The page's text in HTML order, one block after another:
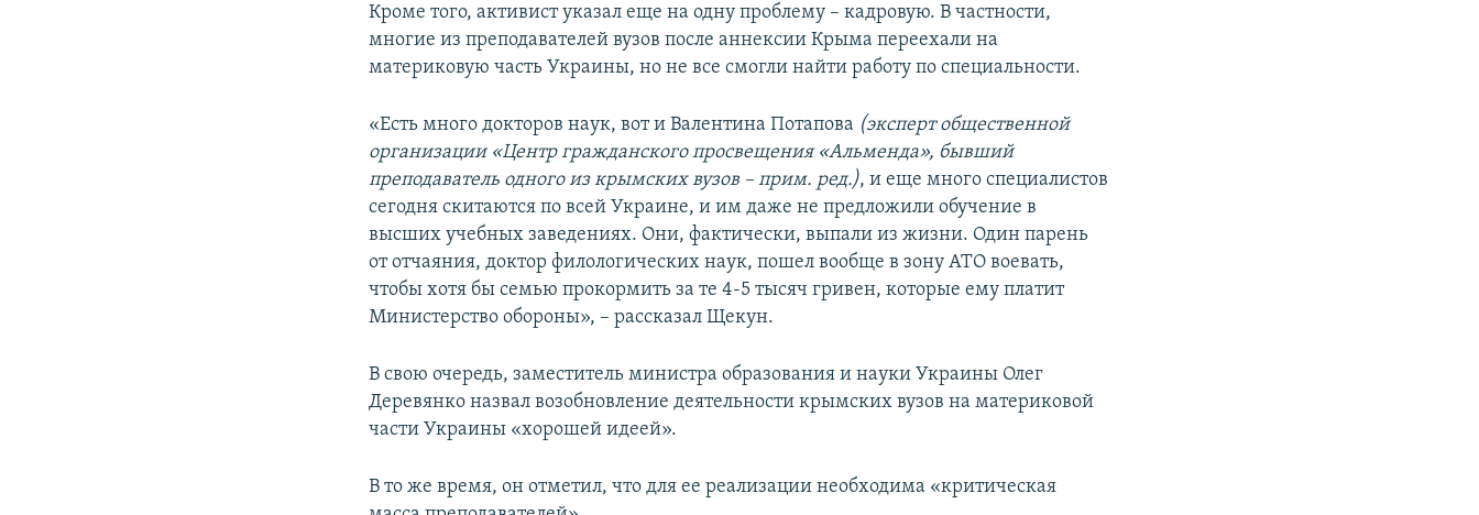
Кроме того, активист указал еще на одну проблему – кадровую. В частности,
многие из преподавателей вузов после аннексии Крыма переехали на
материковую часть Украины, но не все смогли найти работу по специальности.
«Есть много докторов наук, вот и Валентина Потапова (эксперт общественной
организации «Центр гражданского просвещения «Альменда», бывший
преподаватель одного из крымских вузов – прим. ред.), и еще много специалистов
сегодня скитаются по всей Украине, и им даже не предложили обучение в
высших учебных заведениях. Они, фактически, выпали из жизни. Один парень
от отчаяния, доктор филологических наук, пошел вообще в зону АТО воевать,
чтобы хотя бы семью прокормить за те 4-5 тысяч гривен, которые ему платит
Министерство обороны», – рассказал Щекун.
В свою очередь, заместитель министра образования и науки Украины Олег
Деревянко назвал возобновление деятельности крымских вузов на материковой
части Украины «хорошей идеей».
В то же время, он отметил, что для ее реализации необходима «критическая